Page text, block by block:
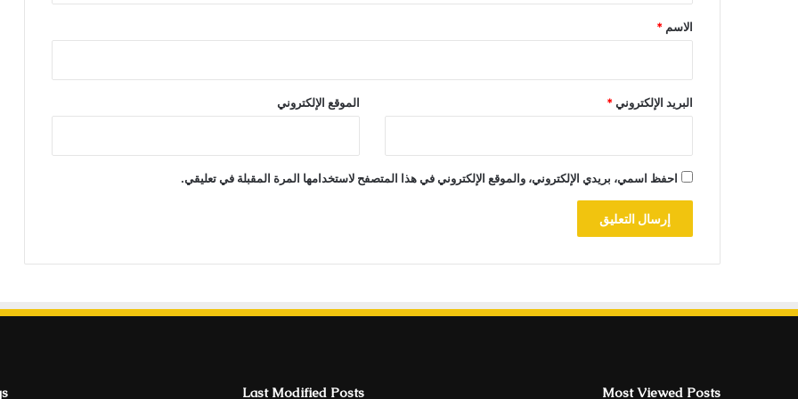
*
الاسم *
البريد الإلكتروني* الموقع الإلكتروني
احفظ اسمي، بريدي الإلكتروني، والموقع الإلكتروني في هذا المتصفح لاستخدامها المرة المقبلة في تعليقي.
Most Viewed Posts
Last Modified Posts